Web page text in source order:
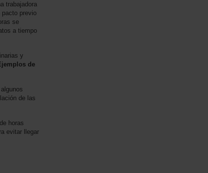
trabajadora
pacto previo
se
a tiempo
y
de
de las
horas
evitar llegar